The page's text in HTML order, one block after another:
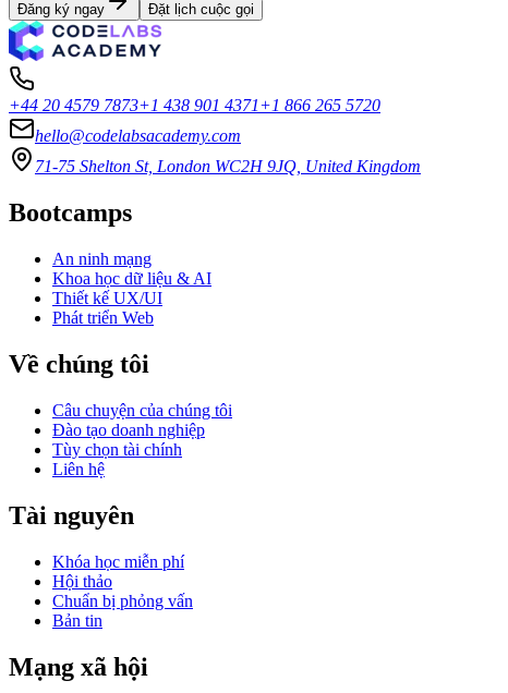
Đăng ký ngay Đặt lịch cuộc gọi
+44 20 4579 7873+1 438 901 4371+1 866 265 5720
hello@codelabsacademy.com
71-75 Shelton St, London WC2H 9JQ, United Kingdom
Bootcamps
An ninh mạng
Khoa học dữ liệu & AI
Thiết kế UX/UI
Phát triển Web
Về chúng tôi
Câu chuyện của chúng tôi
Đào tạo doanh nghiệp
Tùy chọn tài chính
Liên hệ
Tài nguyên
Khóa học miễn phí
Hội thảo
Chuẩn bị phỏng vấn
Bản tin
Mạng xã hội